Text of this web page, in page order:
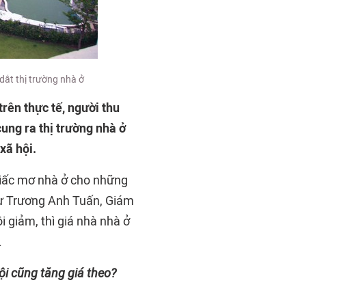
thị trường nhà ở
thực tế, người thu
ra thị trường nhà ở
hội.
mơ nhà ở cho những
Anh Tuấn, Giám
giảm, thì giá nhà nhà ở
cũng tăng giá theo?